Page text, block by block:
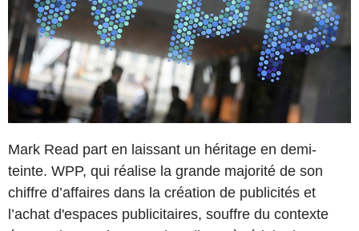
Mark Read part en laissant un héritage en demi-
teinte. WPP, qui réalise la grande majorité de son
chiffre d’affaires dans la création de publicités et
l’achat d'espaces publicitaires, souffre du contexte